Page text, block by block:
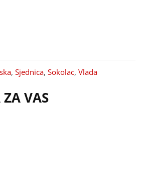
,Sjednica,Sokolac,Vlada
ZA VAS